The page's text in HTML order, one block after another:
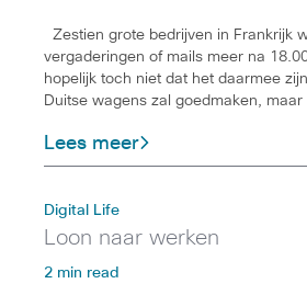
Zestien grote bedrijven in Frankrijk
vergaderingen of mails meer na
hopelijk toch niet dat het daarmee
Duitse wagens zal goedmaken, maar
Lees meer
Digital Life
Loon naar werken
2 min read